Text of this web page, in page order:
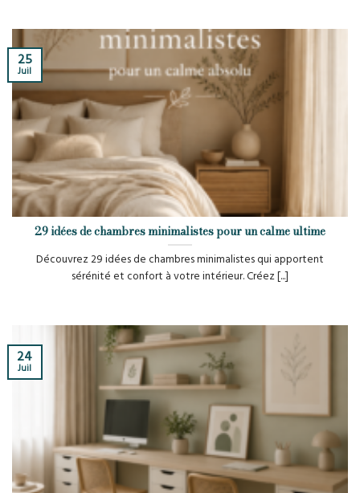
29 idées de chambres minimalistes pour un calme ultime
Découvrez 29 idées de chambres minimalistes qui apportent
sérénité et confort à votre intérieur. Créez [...]
25
Juil
24
Juil